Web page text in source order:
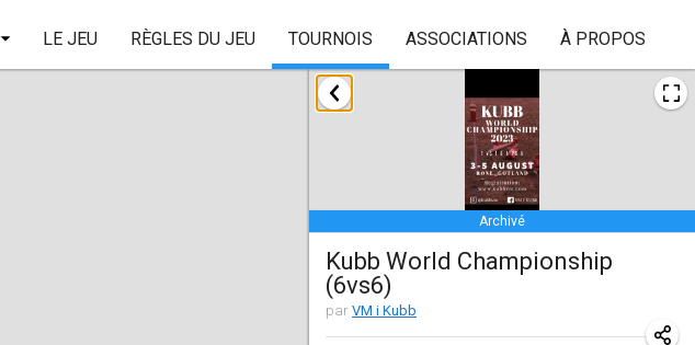
LE JEU RÈGLES DU JEU TOURNOIS ASSOCIATIONS À PROPOS
Archivé
Kubb World Championship
(6vs6)
par VM i Kubb
janvier 2023
|États-Unis
février 2023
3 févr. 2023